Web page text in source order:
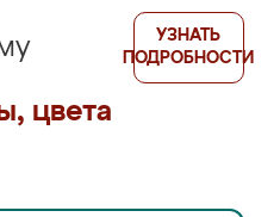
цвета
УЗНАТЬ
ПОДРОБНОСТИ